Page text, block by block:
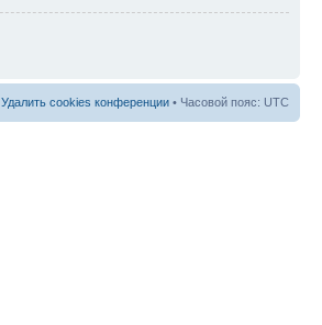
Удалить cookies конференции • Часовой пояс: UTC